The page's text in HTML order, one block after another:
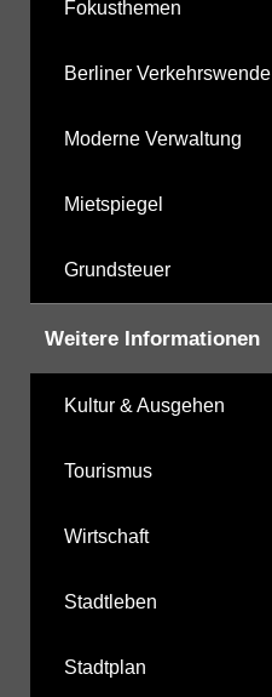
Fokusthemen
Berliner Verkehrswende
Moderne Verwaltung
Mietspiegel
Grundsteuer
Weitere Informationen
Kultur & Ausgehen
Tourismus
Wirtschaft
Stadtleben
Stadtplan